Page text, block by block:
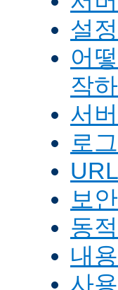
설
어
작
서
로
보
동
내
사